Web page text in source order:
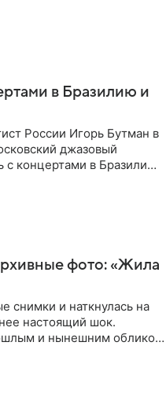
в Бразилию и
России Игорь Бутман в
джазовый
с концертами в Бразилию
фото: «Жила
снимки и наткнулась на
настоящий шок.
и нынешним обликом